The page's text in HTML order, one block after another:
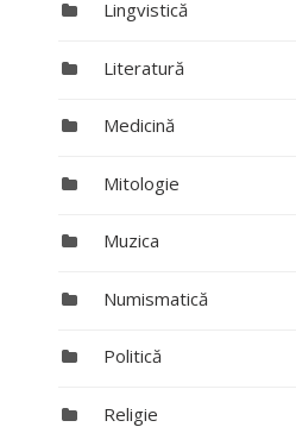
Lingvistică
Literatură
Medicină
Mitologie
Muzica
Numismatică
Politică
Religie